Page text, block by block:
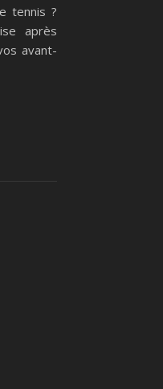
tennis ?
après
avant-